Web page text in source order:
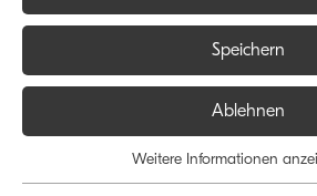
Speichern
Ablehnen
Weitere Informationen